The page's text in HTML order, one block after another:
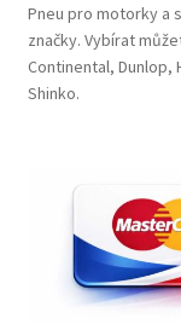
Pneu pro motorky a
značky. Vybírat
Continental, Dunlop,
Shinko.